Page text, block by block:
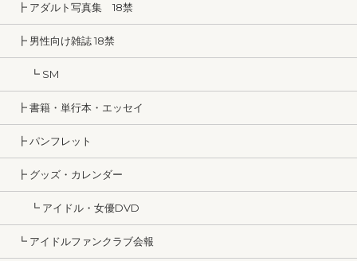
┣ アダルト写真集 18禁
┣ 男性向け雑誌 18禁
┗ SM
┣ 書籍・単行本・エッセイ
┣ パンフレット
┣ グッズ・カレンダー
┗ アイドル・女優DVD
┗ アイドルファンクラブ会報